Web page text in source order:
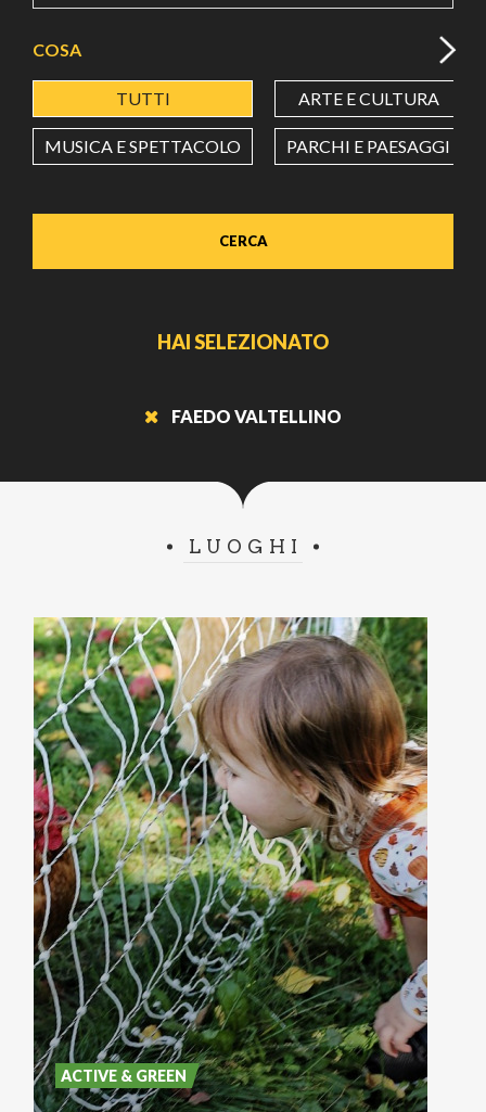
COSA
TUTTI ARTE E CULTURA
MUSICA E SPETTACOLO PARCHI E PAESAGGI
CERCA
HAI SELEZIONATO
FAEDO VALTELLINO
LUOGHI
ACTIVE & GREEN